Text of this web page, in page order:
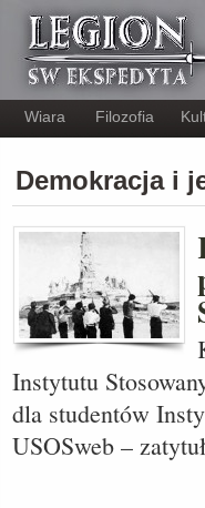
Wiara Filozofia
Demokracja i
Instytutu
dla studentów
USOSweb –